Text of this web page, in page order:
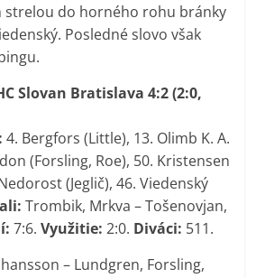
strelou do horného rohu bránky
Posledné slovo však
Slovan Bratislava 4:2 (2:0,
4. Bergfors (Little), 13. Olimb K. A.
(Forsling, Roe), 50. Kristensen
(Jeglič), 46. Viedenský
Trombik, Mrkva – Tošenovjan,
7:6.Využitie: 2:0. Diváci: 511.
– Lundgren, Forsling,